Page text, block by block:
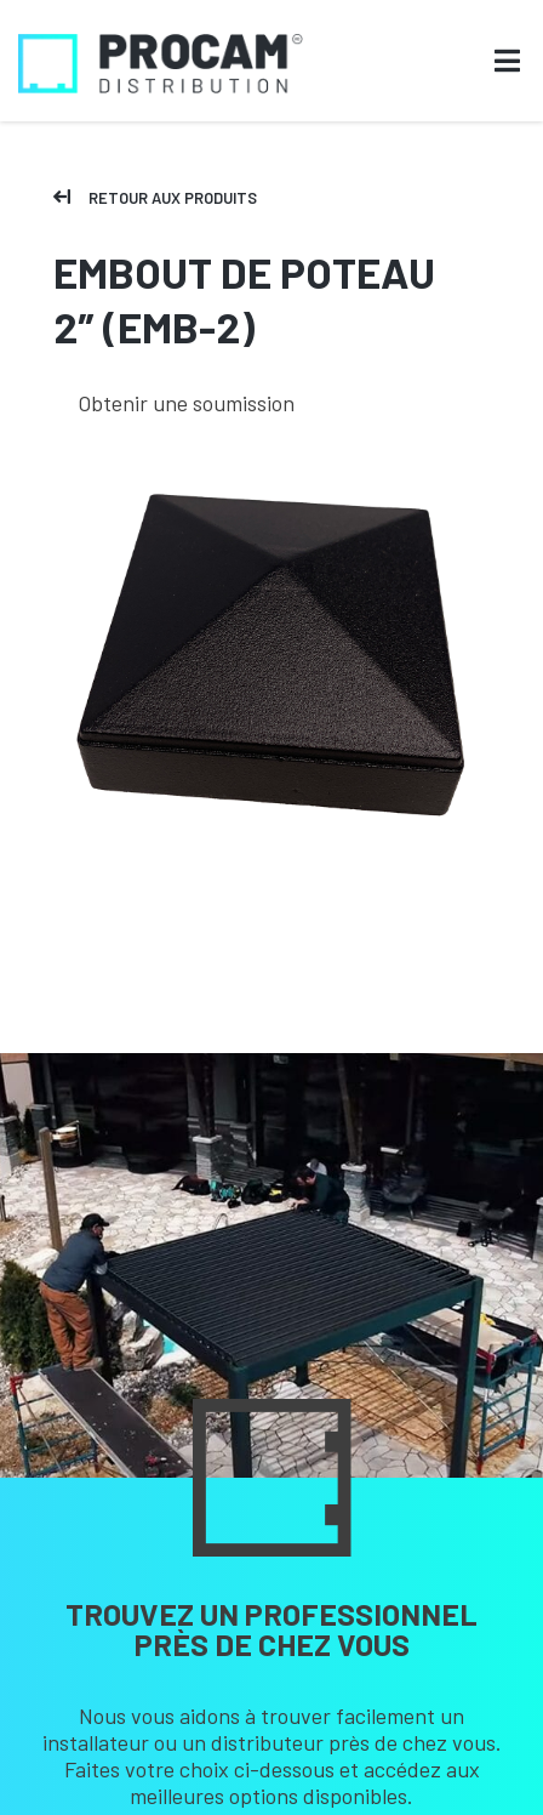
RETOUR AUX PRODUITS
EMBOUT DE POTEAU
2″ (EMB-2)
Obtenir une soumission
TROUVEZ UN PROFESSIONNEL
PRÈS DE CHEZ VOUS
Nous vous aidons à trouver facilement un
installateur ou un distributeur près de chez vous.
Faites votre choix ci-dessous et accédez aux
meilleures options disponibles.